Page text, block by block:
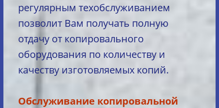
регулярным техобслуживанием
позволит Вам получать полную
отдачу от копировального
оборудования по количеству и
качеству изготовляемых копий.
Обслуживание копировальной